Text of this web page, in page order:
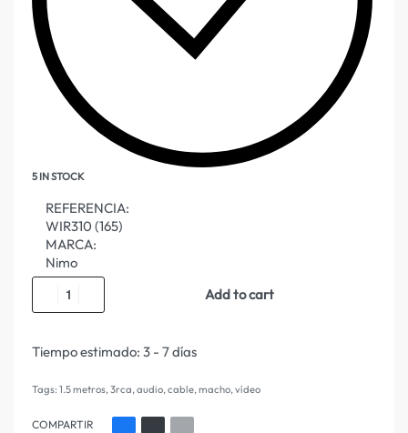
5 IN STOCK
REFERENCIA:
WIR310 (165)
MARCA:
Nimo
Add to cart
Tiempo estimado: 3 - 7 días
Tags: 1.5 metros,3rca,audio,cable,macho,vídeo
COMPARTIR